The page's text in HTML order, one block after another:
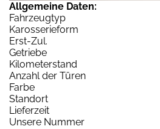
Allgemeine Daten:
Fahrzeugtyp
Karosserieform
Erst-Zul.
Getriebe
Kilometerstand
Anzahl der Türen
Farbe
Standort
Lieferzeit
Unsere Nummer